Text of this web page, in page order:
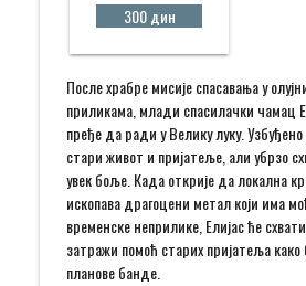
300 дин
После храбре мисије спасавања у
приликама, млади спасилачки чамац
пређе да ради у Велику луку.
стари живот и пријатеље, али убрзо
увек боље. Када открије да локална
ископава драгоцени метал који има
временске неприлике, Елијас ће
затражи помоћ старих пријатеља
планове банде.